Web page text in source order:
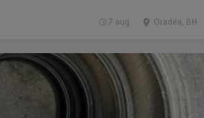
Oradea, BH
7 aug.